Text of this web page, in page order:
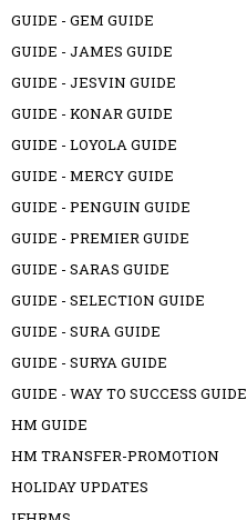
GUIDE - GEM GUIDE
GUIDE - JAMES GUIDE
GUIDE - JESVIN GUIDE
GUIDE - KONAR GUIDE
GUIDE - LOYOLA GUIDE
GUIDE - MERCY GUIDE
GUIDE - PENGUIN GUIDE
GUIDE - PREMIER GUIDE
GUIDE - SARAS GUIDE
GUIDE - SELECTION GUIDE
GUIDE - SURA GUIDE
GUIDE - SURYA GUIDE
GUIDE - WAY TO SUCCESS GUIDE
HM GUIDE
HM TRANSFER-PROMOTION
HOLIDAY UPDATES